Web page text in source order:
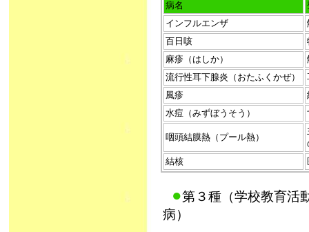
病名
インフルエンザ
百日咳
麻疹（はしか）
流行性耳下腺炎（おたふくかぜ）
風疹
水痘（みずぼうそう）
咽頭結膜熱（プール熱）
結核
●第３種（学校教育活
病）